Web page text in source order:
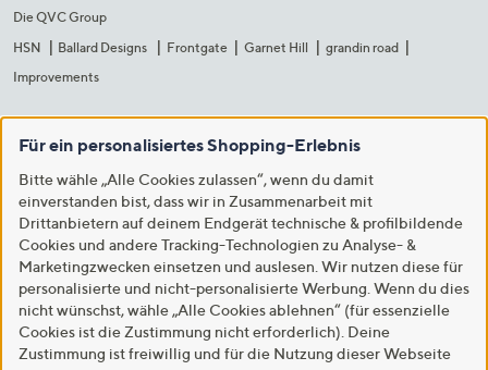
Die QVC Group
HSN
Ballard Designs Frontgate Garnet Hill
grandin road
Improvements
Für ein personalisiertes Shopping-Erlebnis
Bitte wähle „Alle Cookies zulassen“, wenn du damit
einverstanden bist, dass wir in Zusammenarbeit mit
Drittanbietern auf deinem Endgerät technische & profilbildende
Cookies und andere Tracking-Technologien zu Analyse- &
Marketingzwecken einsetzen und auslesen. Wir nutzen diese für
personalisierte und nicht-personalisierte Werbung. Wenn du dies
nicht wünschst, wähle „Alle Cookies ablehnen“ (für essenzielle
Cookies ist die Zustimmung nicht erforderlich). Deine
Zustimmung ist freiwillig und für die Nutzung dieser Webseite